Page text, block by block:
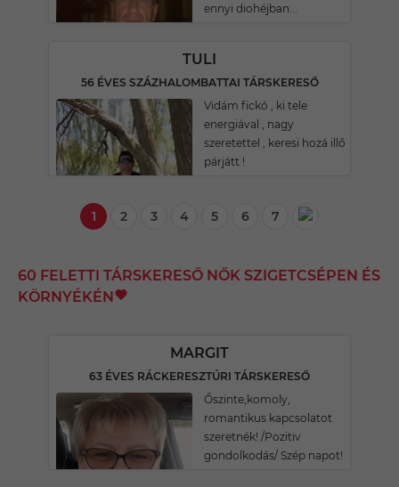
ennyi diohéjban...
TULI
56 ÉVES SZÁZHALOMBATTAI TÁRSKERESŐ
Vidám fickó , ki tele
energiával , nagy
szeretettel , keresi hozá illő
párjátt !
1 2 3 4 5 6 7
60 FELETTI TÁRSKERESŐ NŐK SZIGETCSÉPEN ÉS
KÖRNYÉKÉN
MARGIT
63 ÉVES RÁCKERESZTÚRI TÁRSKERESŐ
Őszinte,komoly,
romantikus kapcsolatot
szeretnék! /Pozitiv
gondolkodás/ Szép napot!